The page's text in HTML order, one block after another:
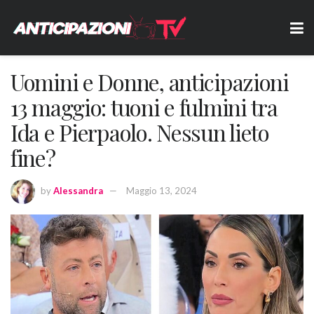
Uomini e Donne, anticipazioni
13 maggio: tuoni e fulmini tra
Ida e Pierpaolo. Nessun lieto
fine?
byAlessandra Maggio 13, 2024